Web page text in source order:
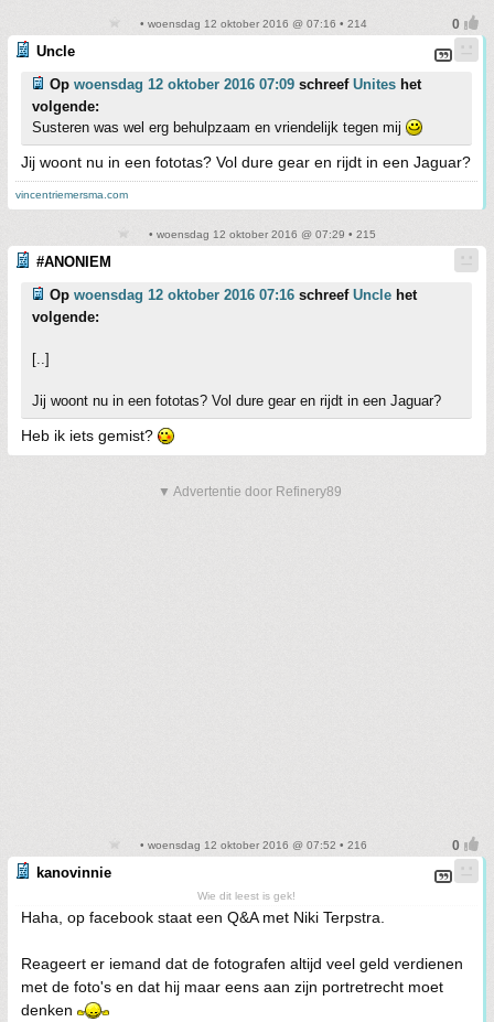
• woensdag 12 oktober 2016 @ 07:16 • 214
Uncle
Op woensdag 12 oktober 2016 07:09 schreef Unites het
volgende:
Susteren was wel erg behulpzaam en vriendelijk tegen mij
Jij woont nu in een fototas? Vol dure gear en rijdt in een Jaguar?
vincentriemersma.com
• woensdag 12 oktober 2016 @ 07:29 • 215
#ANONIEM
Op woensdag 12 oktober 2016 07:16 schreef Uncle het
volgende:
[..]
Jij woont nu in een fototas? Vol dure gear en rijdt in een Jaguar?
Heb ik iets gemist?
▼ Advertentie door Refinery89
• woensdag 12 oktober 2016 @ 07:52 • 216
kanovinnie
Wie dit leest is gek!
Haha, op facebook staat een Q&A met Niki Terpstra.
Reageert er iemand dat de fotografen altijd veel geld verdienen
met de foto's en dat hij maar eens aan zijn portretrecht moet
denken